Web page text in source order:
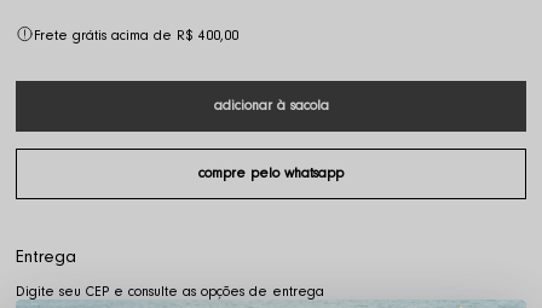
Frete grátis acima de R$ 400,00